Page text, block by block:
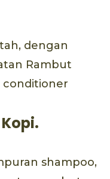
dengan
Rambut
conditioner
shampoo,